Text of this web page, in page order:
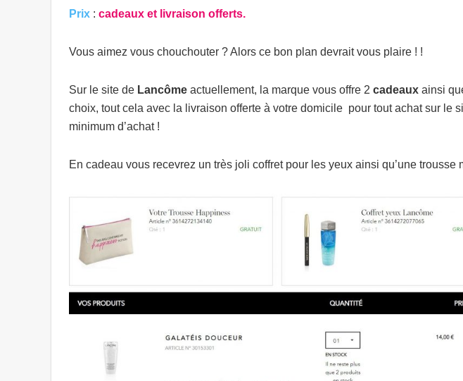
Prix : cadeaux et livraison offerts.
Vous aimez vous chouchouter ? Alors ce bon plan devrait vous plaire ! !
Sur le site de Lancôme actuellement, la marque vous offre 2 cadeaux ainsi
choix, tout cela avec la livraison offerte à votre domicile pour tout achat sur le
minimum d’achat !
En cadeau vous recevrez un très joli coffret pour les yeux ainsi qu’une trousse